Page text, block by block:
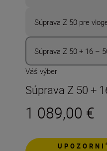
Súprava Z 50 pre
Súprava Z 50 + 16 –
Váš výber
Súprava Z 50 +
1 089,00 €